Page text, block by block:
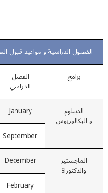
الفصول الدراسية و مواعيد قبول
الفصل
الدراسي
الديبلوم
و البكالوريوس
January
September
الماجستير
والدكتوراة
December
February